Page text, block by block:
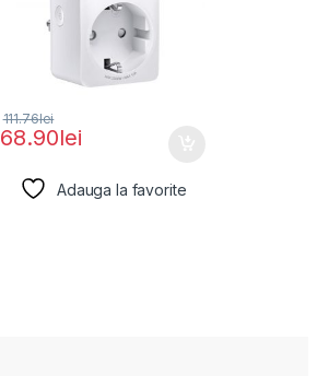
68.90lei
111.76lei
Adauga la favorite